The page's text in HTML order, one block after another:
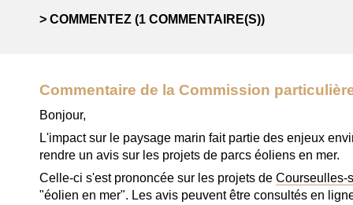
COMMENTEZ (1 COMMENTAIRE(S))
Commentaire de la Commission
Bonjour,
L'impact sur le paysage marin fait partie des enjeux
rendre un avis sur les projets de parcs éoliens en mer.
Celle-ci s'est prononcée sur les projets de Courseulles-
"éolien en mer". Les avis peuvent être consultés en